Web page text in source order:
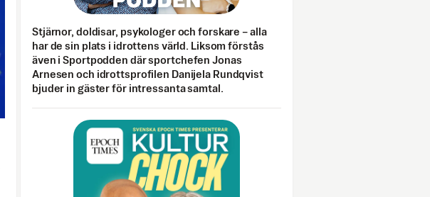
Stjärnor, doldisar, psykologer och forskare – alla
har de sin plats i idrottens värld. Liksom förstås
även i Sportpodden där sportchefen Jonas
Arnesen och idrottsprofilen Danijela Rundqvist
bjuder in gäster för intressanta samtal.